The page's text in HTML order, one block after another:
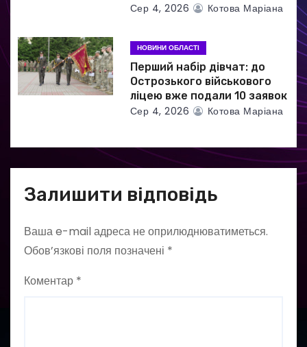
Сер 4, 2026 Котова Маріана
НОВИНИ ОБЛАСТІ
Перший набір дівчат: до
Острозького військового
ліцею вже подали 10 заявок
Сер 4, 2026 Котова Маріана
Залишити відповідь
Ваша e-mail адреса не оприлюднюватиметься.
Обов’язкові поля позначені *
Коментар *